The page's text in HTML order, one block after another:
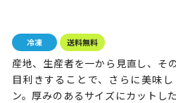
産地、生産者を一から見直し、そ
目利きすることで、さらに美味
ン。厚みのあるサイズにカットし